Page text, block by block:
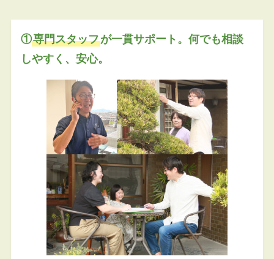
①専門スタッフが一貫サポート。何でも相談
しやすく、安心。